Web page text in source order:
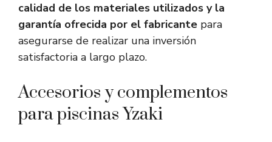
calidad de los materiales utilizados y la
garantía ofrecida por el fabricante para
asegurarse de realizar una inversión
satisfactoria a largo plazo.
Accesorios y complementos
para piscinas Yzaki